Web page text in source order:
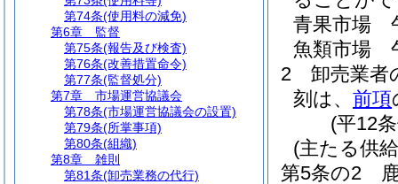
青果市場
魚類市場
2
卸売業者
刻は、 前項
(平12
(主たる供
第5条の2
第74条(使用料の減免)
第6章
監督
第75条(報告及び検査)
第76条(改善措置命令)
第77条(監督処分)
第7章
市場運営協議会
第78条(市場運営協議会の設置)
第79条(所掌事項)
第80条(組織)
第8章
雑則
第81条(卸売業務の代行)